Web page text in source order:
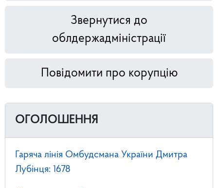
Звернутися до
облдержадміністрації
Повідомити про корупцію
ОГОЛОШЕННЯ
Гаряча лінія Омбудсмана України Дмитра
Лубінця: 1678